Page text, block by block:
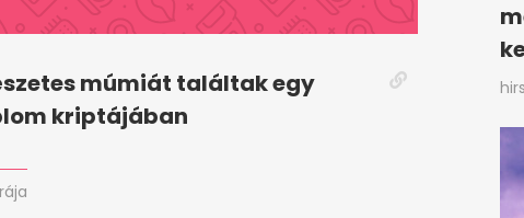
múmiát találtak egy
kriptájában